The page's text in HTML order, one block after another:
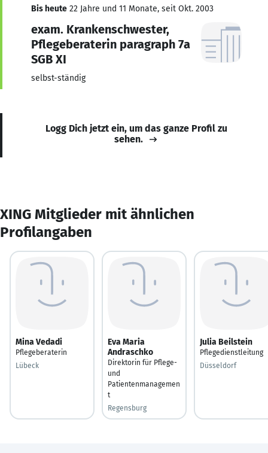
Bis heute 22 Jahre und 11 Monate, seit Okt. 2003
exam. Krankenschwester,
Pflegeberaterin paragraph 7a
SGB XI
selbst-ständig
Logg Dich jetzt ein, um das ganze Profil zu
sehen.
XING Mitglieder mit ähnlichen
Profilangaben
Mina Vedadi
Pflegeberaterin
Lübeck
Eva Maria
Andraschko
Direktorin für Pflege-
und
Patientenmanagemen
t
Regensburg
Julia Beilstein
Pflegedienstleitung
Düsseldorf